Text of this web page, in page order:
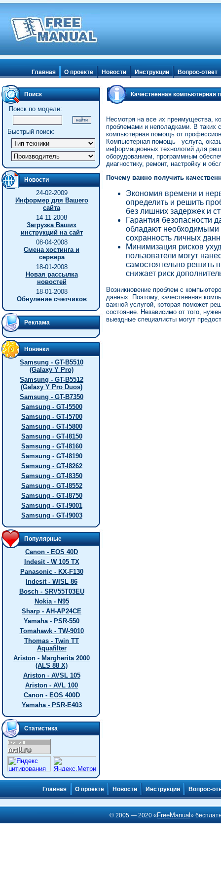
Главная О проекте Новости Инструкции Вопрос-ответ
Поиск
Поиск по модели:
Быстрый поиск:
Новости
24-02-2009
Информер для Вашего
сайта
14-11-2008
Загрузка Ваших
инструкций на сайт
08-04-2008
Смена хостинга и
сервера
18-01-2008
Новая рассылка
новостей
18-01-2008
Обнуление счетчиков
Реклама
Новинки
Samsung - GT-B5510
(Galaxy Y Pro)
Samsung - GT-B5512
(Galaxy Y Pro Duos)
Samsung - GT-B7350
Samsung - GT-I5500
Samsung - GT-I5700
Samsung - GT-I5800
Samsung - GT-I8150
Samsung - GT-I8160
Samsung - GT-I8190
Samsung - GT-I8262
Samsung - GT-I8350
Samsung - GT-I8552
Samsung - GT-I8750
Samsung - GT-I9001
Samsung - GT-I9003
Популярные
Canon - EOS 40D
Indesit - W 105 TX
Panasonic - KX-F130
Indesit - WISL 86
Bosch - SRV55T03EU
Nokia - N95
Sharp - AH-AP24CE
Yamaha - PSR-550
Tomahawk - TW-9010
Thomas - Twin TT
Aquafilter
Ariston - Margherita 2000
(ALS 88 X)
Ariston - AVSL 105
Ariston - AVL 100
Canon - EOS 400D
Yamaha - PSR-E403
Статистика
Качественная компьютерная
Несмотря на все их преимущества,
проблемами и неполадками. В таких
компьютерная помощь от
Компьютерная помощь - услуга,
информационных технологий для
оборудованием, программным
диагностику, ремонт, настройку и
Почему важно получить
Экономия времени и
определить и решить
без лишних задержек и
Гарантия безопасности
обладают необходимыми
сохранность личных
Минимизация рисков
пользователи могут
самостоятельно решить
снижает риск
Возникновение проблем с
данных. Поэтому, качественная
важной услугой, которая поможет
состояние. Независимо от того,
выездные специалисты могут
Главная О проекте Новости Инструкции Вопрос-
© 2005 — 2020 « FreeManual»